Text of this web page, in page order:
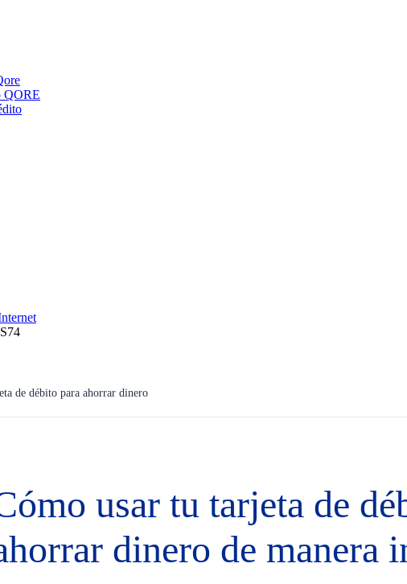
QORE
de débito para ahorrar dinero
usar tu tarjeta de
dinero de manera